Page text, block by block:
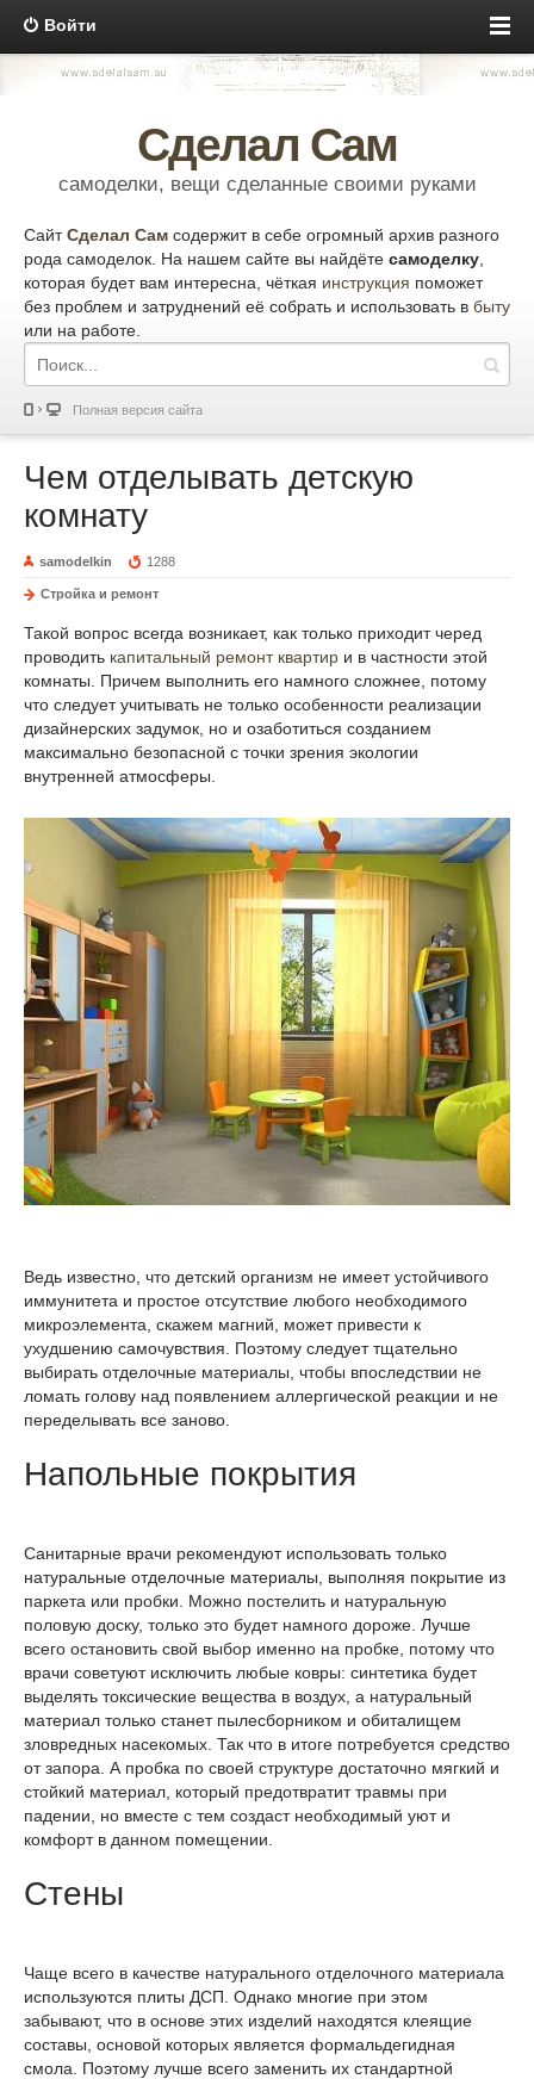
Войти
Сделал Сам
самоделки, вещи сделанные своими руками
СайтСделал Сам содержит в себе огромный архив разного
рода самоделок. На нашем сайте вы найдёте самоделку
которая будет вам интересна, чёткая инструкция поможет
без проблем и затруднений её собрать и использовать в быту
или на работе.
Полная версия сайта
Чем отделывать детскую
комнату
samodelkin 1288
Стройка и ремонт
Такой вопрос всегда возникает, как только приходит черед
проводить капитальный ремонт квартир и в частности этой
комнаты. Причем выполнить его намного сложнее, потому
что следует учитывать не только особенности реализации
дизайнерских задумок, но и озаботиться созданием
максимально безопасной с точки зрения экологии
внутренней атмосферы.
Ведь известно, что детский организм не имеет устойчивого
иммунитета и простое отсутствие любого необходимого
микроэлемента, скажем магний, может привести к
ухудшению самочувствия. Поэтому следует тщательно
выбирать отделочные материалы, чтобы впоследствии не
ломать голову над появлением аллергической реакции и не
переделывать все заново.
Напольные покрытия
Санитарные врачи рекомендуют использовать только
натуральные отделочные материалы, выполняя покрытие из
паркета или пробки. Можно постелить и натуральную
половую доску, только это будет намного дороже. Лучше
всего остановить свой выбор именно на пробке, потому что
врачи советуют исключить любые ковры: синтетика будет
выделять токсические вещества в воздух, а натуральный
материал только станет пылесборником и обиталищем
зловредных насекомых. Так что в итоге потребуется средство
от запора. А пробка по своей структуре достаточно мягкий и
стойкий материал, который предотвратит травмы при
падении, но вместе с тем создаст необходимый уют и
комфорт в данном помещении.
Стены
Чаще всего в качестве натурального отделочного материала
используются плиты ДСП. Однако многие при этом
забывают, что в основе этих изделий находятся клеящие
составы, основой которых является формальдегидная
смола. Поэтому лучше всего заменить их стандартной